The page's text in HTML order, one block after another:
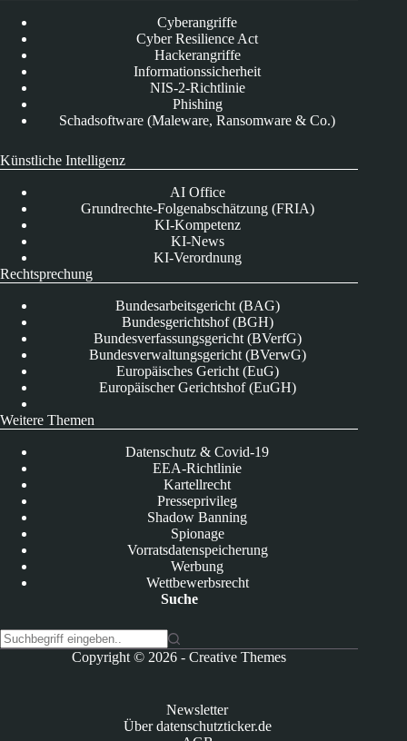
Cyberangriffe
Cyber Resilience Act
Hackerangriffe
Informationssicherheit
NIS-2-Richtlinie
Phishing
Schadsoftware (Maleware, Ransomware & Co.)
Künstliche Intelligenz
AI Office
Grundrechte-Folgenabschätzung (FRIA)
KI-Kompetenz
KI-News
KI-Verordnung
Rechtsprechung
Bundesarbeitsgericht (BAG)
Bundesgerichtshof (BGH)
Bundesverfassungsgericht (BVerfG)
Bundesverwaltungsgericht (BVerwG)
Europäisches Gericht (EuG)
Europäischer Gerichtshof (EuGH)
Weitere Themen
Datenschutz & Covid-19
EEA-Richtlinie
Kartellrecht
Presseprivileg
Shadow Banning
Spionage
Vorratsdatenspeicherung
Werbung
Wettbewerbsrecht
Suche
Copyright © 2026 -Creative Themes
Newsletter
Über datenschutzticker.de